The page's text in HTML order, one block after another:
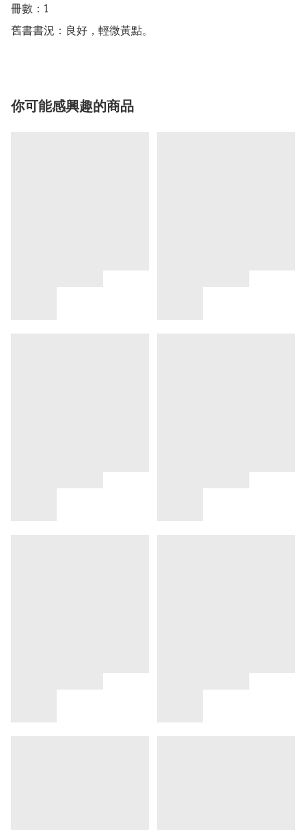
冊數：1
舊書書況：良好，輕微黃點。
你可能感興趣的商品